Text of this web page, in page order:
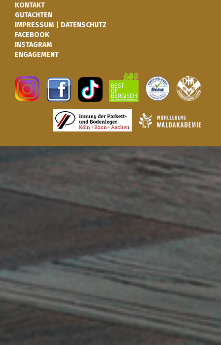
KONTAKT
GUTACHTEN
IMPRESSUM
DATENSCHUTZ
FACEBOOK
INSTAGRAM
ENGAGEMENT